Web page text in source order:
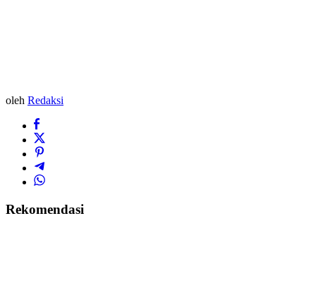
oleh Redaksi
Rekomendasi